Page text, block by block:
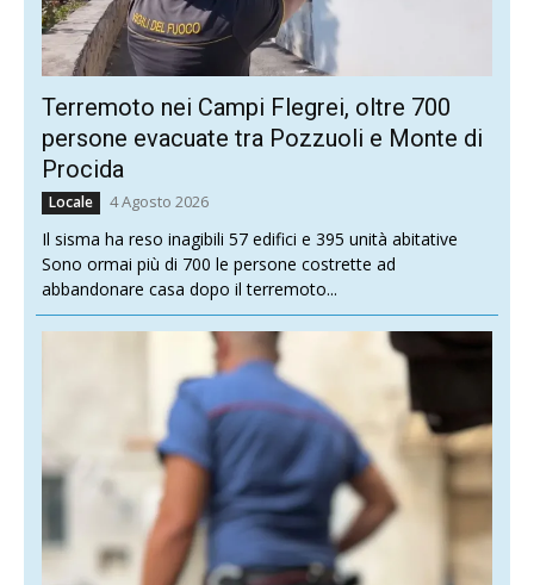
Terremoto nei Campi Flegrei, oltre 700
persone evacuate tra Pozzuoli e Monte di
Procida
Locale 4 Agosto 2026
Il sisma ha reso inagibili 57 edifici e 395 unità abitative
Sono ormai più di 700 le persone costrette ad
abbandonare casa dopo il terremoto...